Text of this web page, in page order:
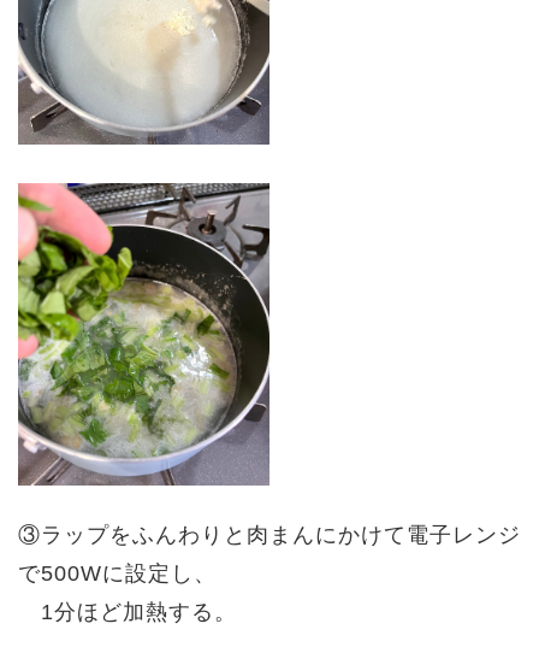
③ラップをふんわりと肉まんにかけて電子レンジ
で500Wに設定し、
1分ほど加熱する。